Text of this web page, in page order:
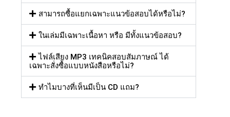
สามารถซื้อแยกเฉพาะแนวข้อสอบได้หรือไม่?
ในเล่มมีเฉพาะเนื้อหา หรือ มีทั้งแนวข้อสอบ?
ไฟล์เสียง MP3 เทคนิคสอบสัมภาษณ์ ได้
เฉพาะสั่งซื้อแบบหนังสือหรือไม่?
ทำไมบางที่เห็นมีเป็น CD แถม?